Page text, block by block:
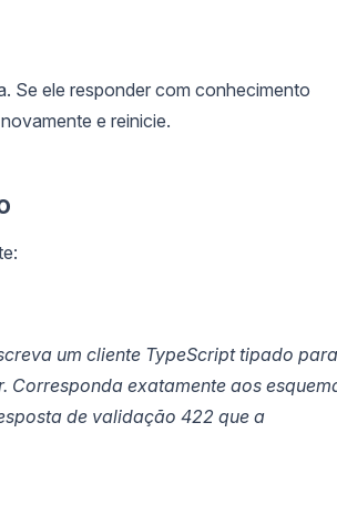
Se ele responder com conhecimento
e reinicie.
um cliente TypeScript tipado
Corresponda exatamente aos
de validação 422 que a